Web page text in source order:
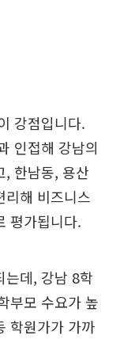
강점입니다.
인접해 강남의
, 한남동, 용산
리해 비즈니스
평가됩니다.
는데, 강남 8학
부모 수요가 높
학원가가 가까